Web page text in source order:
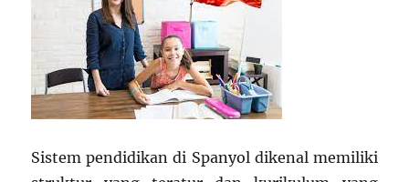
Sistem pendidikan di Spanyol dikenal memiliki